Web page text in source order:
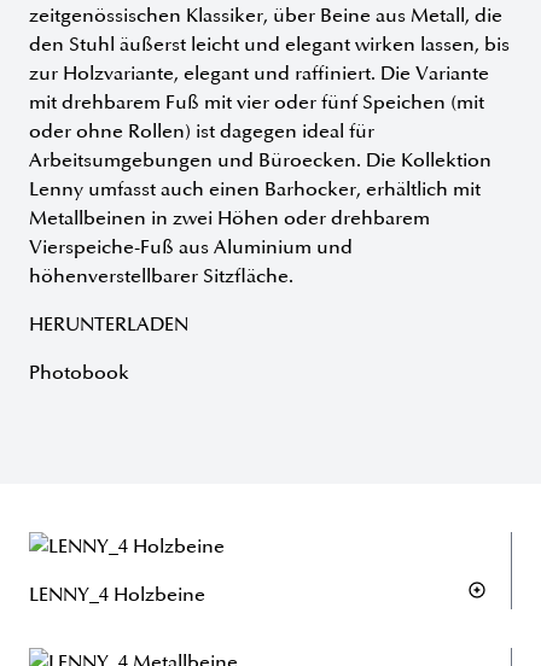
zeitgenössischen Klassiker, über Beine aus Metall, die
den Stuhl äußerst leicht und elegant wirken lassen, bis
zur Holzvariante, elegant und raffiniert. Die Variante
mit drehbarem Fuß mit vier oder fünf Speichen (mit
oder ohne Rollen) ist dagegen ideal für
Arbeitsumgebungen und Büroecken. Die Kollektion
Lenny umfasst auch einen Barhocker, erhältlich mit
Metallbeinen in zwei Höhen oder drehbarem
Vierspeiche-Fuß aus Aluminium und
höhenverstellbarer Sitzfläche.
HERUNTERLADEN
Photobook
LENNY_4 Holzbeine